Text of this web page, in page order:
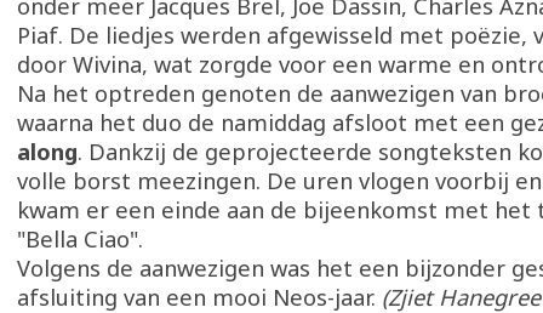
onder meer Jacques Brel, Joe Dassin, Charles
Piaf. De liedjes werden afgewisseld met poëzie,
door Wivina, wat zorgde voor een warme en
Na het optreden genoten de aanwezigen van
waarna het duo de namiddag afsloot met een
along. Dankzij de geprojecteerde songteksten
volle borst meezingen. De uren vlogen voorbij
kwam er een einde aan de bijeenkomst met het
"Bella Ciao".
Volgens de aanwezigen was het een bijzonder
afsluiting van een mooi Neos-jaar. (Zjiet